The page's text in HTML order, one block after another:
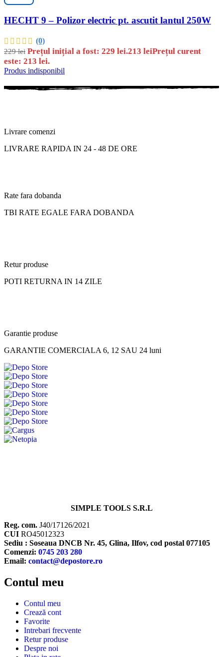
HECHT 9 – Polizor electric pt. ascutit lantul 250W
(0)
229lei Prețul inițial a fost: 229 lei.213 leiPrețul curent
este: 213 lei.
Produs indisponibil
Livrare comenzi
LIVRARE RAPIDA IN 24 - 48 DE ORE
Rate fara dobanda
TBI RATE EGALE FARA DOBANDA
Retur produse
POTI RETURNA IN 14 ZILE
Garantie produse
GARANTIE COMERCIALA 6, 12 SAU 24 luni
SIMPLE TOOLS S.R.L
Reg. com. J40/17126/2021
CUI RO45012323
Sediu : Soseaua DNCB Nr. 45, Glina, Ilfov, cod postal 077105
Comenzi: 0745 203 280
Email: contact@depostore.ro
Contul meu
Contul meu
Crează cont
Favorite
Intrebari frecvente
Retur produse
Despre noi